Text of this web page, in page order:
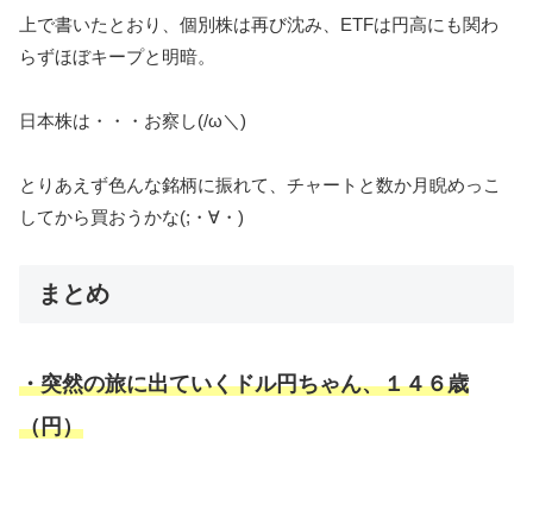
上で書いたとおり、個別株は再び沈み、ETFは円高にも関わ
らずほぼキープと明暗。
日本株は・・・お察し(/ω＼)
とりあえず色んな銘柄に振れて、チャートと数か月睨めっこ
してから買おうかな(;・∀・)
まとめ
・突然の旅に出ていくドル円ちゃん、１４６歳
（円）